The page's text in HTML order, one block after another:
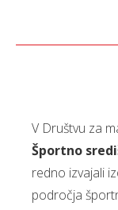
V Društvu za
Športno
redno izvajali
področja